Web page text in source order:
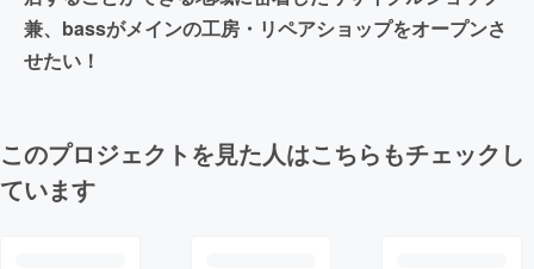
兼、bassがメインの工房・リペアショップをオープンさ
せたい！
このプロジェクトを見た人はこちらもチェックし
ています